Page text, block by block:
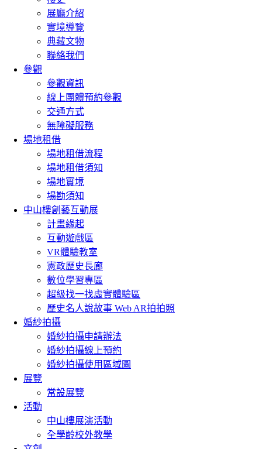
展廳介紹
實境導覽
典藏文物
聯絡我們
參觀
參觀資訊
線上團體預約參觀
交通方式
無障礙服務
場地租借
場地租借流程
場地租借須知
場地實境
場勘須知
中山樓創藝互動展
計畫緣起
互動遊戲區
VR體驗教室
憲政歷史長廊
數位學習專區
超級找一找虛實體驗區
歷史名人說故事 Web AR拍拍照
婚紗拍攝
婚紗拍攝申請辦法
婚紗拍攝線上預約
婚紗拍攝使用區域圖
展覽
常設展覽
活動
中山樓展演活動
全學齡校外教學